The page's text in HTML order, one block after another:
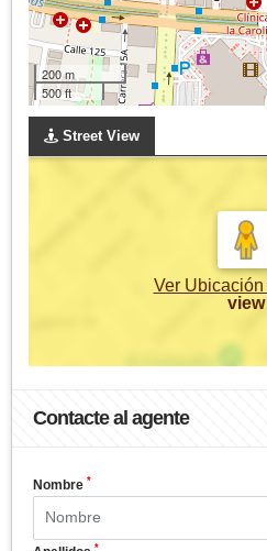
200 m
500 ft
Street View
Ver Ubicación
view
Contacte al agente
Nombre *
*